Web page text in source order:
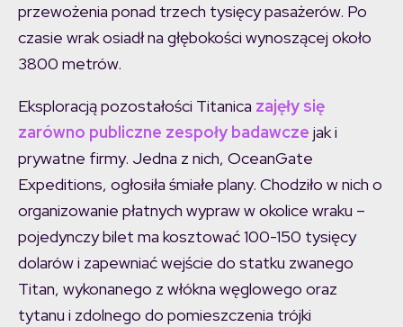
przewożenia ponad trzech tysięcy pasażerów. Po
czasie wrak osiadł na głębokości wynoszącej około
3800 metrów.
Eksploracją pozostałości Titanica zajęły się
zarówno publiczne zespoły badawcze jak i
prywatne firmy. Jedna z nich, OceanGate
Expeditions, ogłosiła śmiałe plany. Chodziło w nich o
organizowanie płatnych wypraw w okolice wraku –
pojedynczy bilet ma kosztować 100-150 tysięcy
dolarów i zapewniać wejście do statku zwanego
Titan, wykonanego z włókna węglowego oraz
tytanu i zdolnego do pomieszczenia trójki